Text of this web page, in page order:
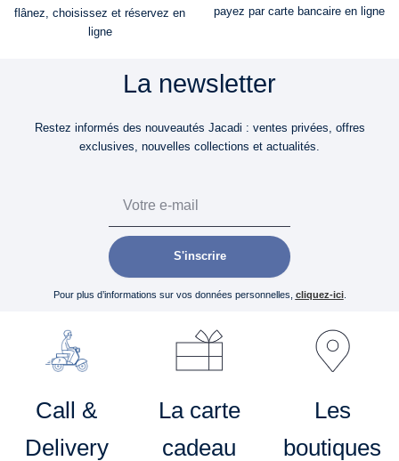
flânez, choisissez et réservez en
ligne
payez par carte bancaire en ligne
La newsletter
Restez informés des nouveautés Jacadi : ventes privées, offres
exclusives, nouvelles collections et actualités.
S'inscrire
Pour plus d’informations sur vos données personnelles, cliquez-ici.
Call &
Delivery
La carte
cadeau
Les
boutiques